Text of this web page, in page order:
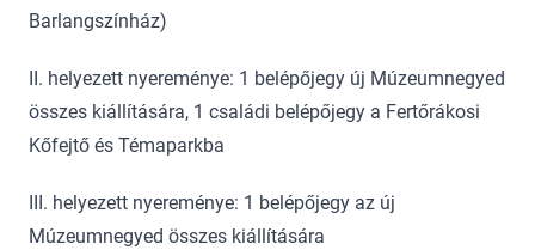
Barlangszínház)
II. helyezett nyereménye: 1 belépőjegy új Múzeumnegyed
összes kiállítására, 1 családi belépőjegy a Fertőrákosi
Kőfejtő és Témaparkba
III. helyezett nyereménye: 1 belépőjegy az új
Múzeumnegyed összes kiállítására